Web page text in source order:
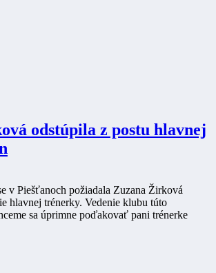
odstúpila z postu hlavnej
v Piešťanoch požiadala Zuzana Žirková
hlavnej trénerky. Vedenie klubu túto
sa úprimne poďakovať pani trénerke